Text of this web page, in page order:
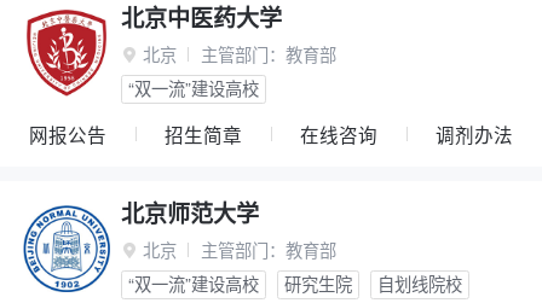
北京中医药大学
 北京 主管部门： 教育部
“双一流”建设高校
网报公告 招生简章 在线咨询 调剂办法
北京师范大学
 北京 主管部门： 教育部
“双一流”建设高校
研究生院 自划线院校